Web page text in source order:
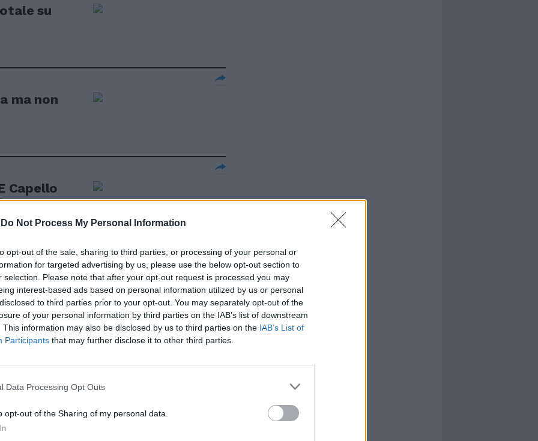
Do Not Process My Personal Information
opt-out of the sale, sharing to third parties, or processing of your personal or
for targeted advertising by us, please use the below opt-out section to
selection. Please note that after your opt-out request is processed you may
interest-based ads based on personal information utilized by us or personal
to third parties prior to your opt-out. You may separately opt-out of the
of your personal information by third parties on the IAB’s list of downstream
This information may also be disclosed by us to third parties on the IAB’s List of
Participants that may further disclose it to other third parties.
Data Processing Opt Outs
opt-out of the Sharing of my personal data.
su
ma non
Capello
di
continuare"
se